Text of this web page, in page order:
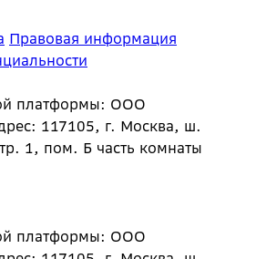
Правовая информация
платформы: ООО
117105, г. Москва, ш.
1, пом. Б часть комнаты
платформы: ООО